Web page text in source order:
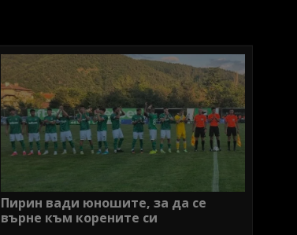
Пирин вади юношите, за да се
върне към корените си